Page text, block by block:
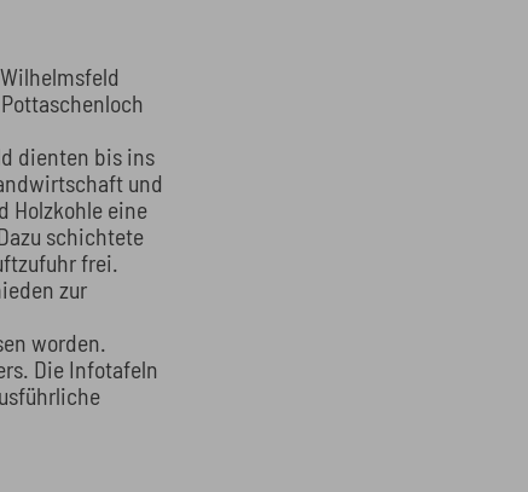
dienten bis ins
und
Holzkohle eine
schichtete
frei.
zur
worden.
Die Infotafeln